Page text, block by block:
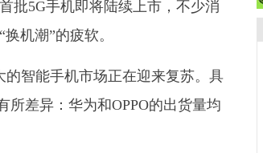
批5G手机即将陆续上市，不少消
机潮”的疲软。
智能手机市场正在迎来复苏。具
差异：华为和OPPO的出货量均